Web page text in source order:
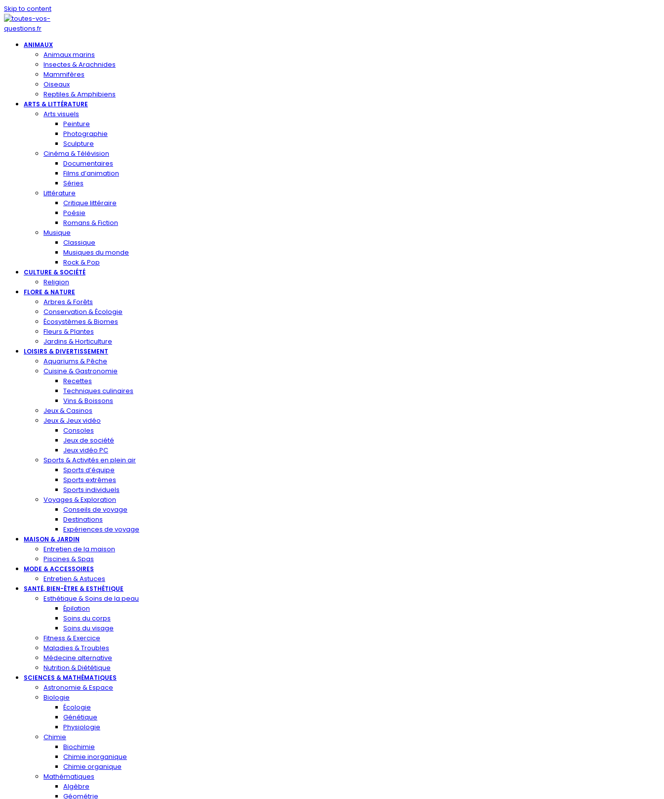
Skip to content
ANIMAUX
Animaux marins
Insectes & Arachnides
Mammifères
Oiseaux
Reptiles & Amphibiens
ARTS & LITTÉRATURE
Arts visuels
Peinture
Photographie
Sculpture
Cinéma & Télévision
Documentaires
Films d’animation
Séries
Littérature
Critique littéraire
Poésie
Romans & Fiction
Musique
Classique
Musiques du monde
Rock & Pop
CULTURE & SOCIÉTÉ
Religion
FLORE & NATURE
Arbres & Forêts
Conservation & Écologie
Écosystèmes & Biomes
Fleurs & Plantes
Jardins & Horticulture
LOISIRS & DIVERTISSEMENT
Aquariums & Pêche
Cuisine & Gastronomie
Recettes
Techniques culinaires
Vins & Boissons
Jeux & Casinos
Jeux & Jeux vidéo
Consoles
Jeux de société
Jeux vidéo PC
Sports & Activités en plein air
Sports d’équipe
Sports extrêmes
Sports individuels
Voyages & Exploration
Conseils de voyage
Destinations
Expériences de voyage
MAISON & JARDIN
Entretien de la maison
Piscines & Spas
MODE & ACCESSOIRES
Entretien & Astuces
SANTÉ, BIEN-ÊTRE & ESTHÉTIQUE
Esthétique & Soins de la peau
Épilation
Soins du corps
Soins du visage
Fitness & Exercice
Maladies & Troubles
Médecine alternative
Nutrition & Diététique
SCIENCES & MATHÉMATIQUES
Astronomie & Espace
Biologie
Écologie
Génétique
Physiologie
Chimie
Biochimie
Chimie inorganique
Chimie organique
Mathématiques
Algèbre
Géométrie